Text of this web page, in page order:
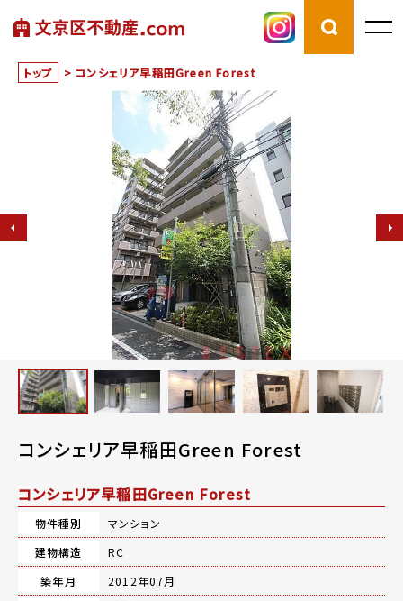
トップ > コンシェリア早稲田Green Forest
コンシェリア早稲田Green Forest
コンシェリア早稲田Green Forest
物件種別
マンション
建物構造
RC
築年月
2012年07月